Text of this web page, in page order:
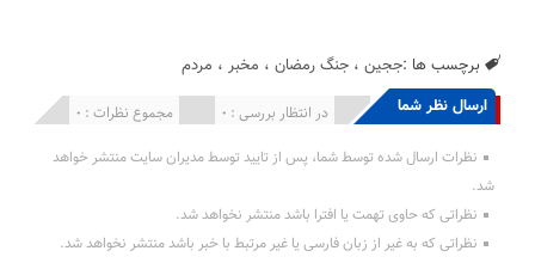
برچسب ها :ججین ،جنگ رمضان ، مخبر ، مردم
ارسال نظر شما مجموع نظرات : 0 در انتظار بررسی : 0 انتشار یافته : 0
نظرات ارسال شده توسط شما، پس از تایید توسط مدیران سایت منتشر خواهد
شد.
نظراتی که حاوی تهمت یا افترا باشد منتشر نخواهد شد.
نظراتی که به غیر از زبان فارسی یا غیر مرتبط با خبر باشد منتشر نخواهد شد.